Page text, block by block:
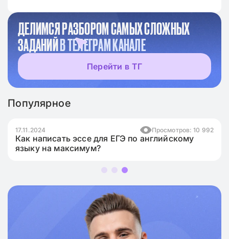
ДЕЛИМСЯ РАЗБОРОМ САМЫХ СЛОЖНЫХ
ЗАДАНИЙВ ТЕЛЕГРАМ КАНАЛЕ
Перейти в ТГ
Популярное
17.11.2024 Просмотров: 10 992
Как написать эссе для ЕГЭ по английскому
языку на максимум?